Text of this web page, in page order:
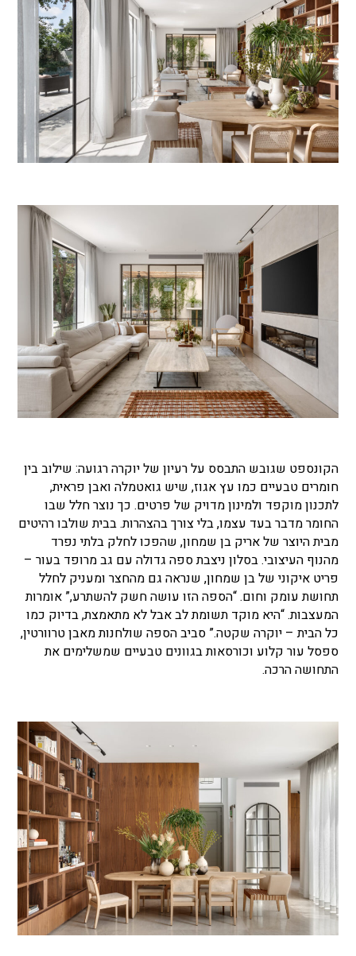
הקונספט שגובש התבסס על רעיון של יוקרה רגועה: שילוב בין
חומרים טבעיים כמו עץ אגוז, שיש גואטמלה ואבן פראית,
לתכנון מוקפד ולמינון מדויק של פרטים. כך נוצר חלל שבו
החומר מדבר בעד עצמו, בלי צורך בהצהרות. בבית שולבו רהיטים
מבית היוצר של אריק בן שמחון, שהפכו לחלק בלתי נפרד
מהנוף העיצובי. בסלון ניצבת ספה גדולה עם גב מרופד בעור –
פריט איקוני של בן שמחון, שנראה גם מהחצר ומעניק לחלל
תחושת עומק וחום. “הספה הזו עושה חשק להשתרע,” אומרות
המעצבות. “היא מוקד תשומת לב אבל לא מתאמצת, בדיוק כמו
כל הבית –יוקרה שקטה.” סביב הספה שולחנות מאבן טרוורטין,
ספסל עור קלוע וכורסאות בגוונים טבעיים שמשלימים את
התחושה הרכה.